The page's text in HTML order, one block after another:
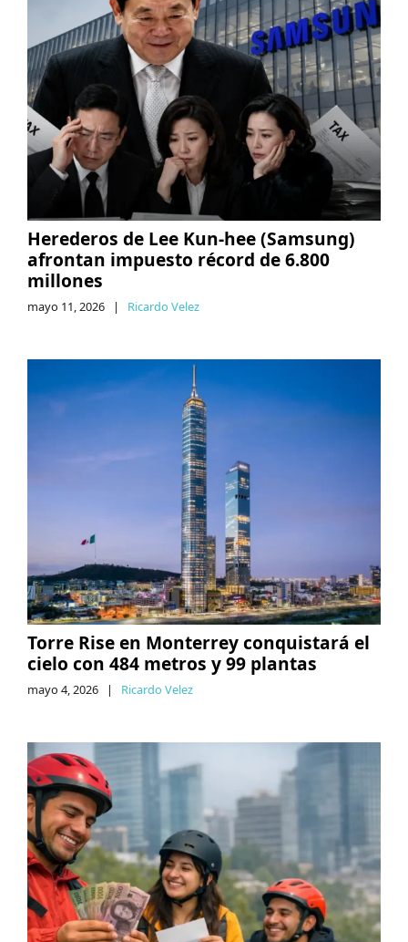
Herederos de Lee Kun-hee (Samsung)
afrontan impuesto récord de 6.800
millones
mayo 11, 2026 | Ricardo Velez
Torre Rise en Monterrey conquistará el
cielo con 484 metros y 99 plantas
mayo 4, 2026 | Ricardo Velez